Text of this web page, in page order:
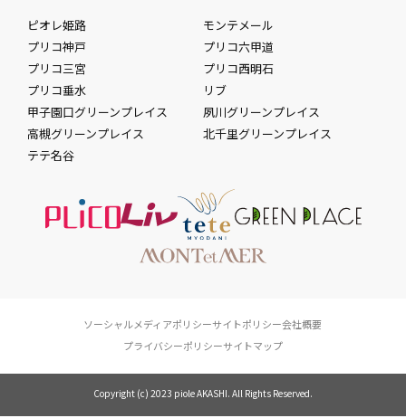
ピオレ姫路
モンテメール
プリコ神戸
プリコ六甲道
プリコ三宮
プリコ西明石
プリコ垂水
リブ
甲子園口グリーンプレイス
夙川グリーンプレイス
高槻グリーンプレイス
北千里グリーンプレイス
テテ名谷
ソーシャルメディアポリシーサイトポリシー会社概要
プライバシーポリシーサイトマップ
Copyright (c) 2023 piole AKASHI. All Rights Reserved.